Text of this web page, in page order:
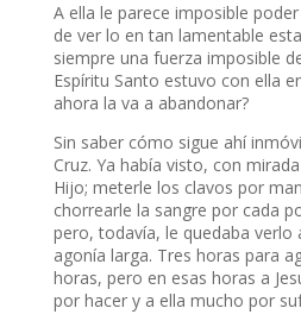
A ella le parece imposible
de ver lo en tan lamentable
siempre una fuerza imposible
Espíritu Santo estuvo con ella
ahora la va a abandonar?
Sin saber cómo sigue ahí
Cruz. Ya había visto, con
Hijo; meterle los clavos por
chorrearle la sangre por cada
pero, todavía, le quedaba verlo
agonía larga. Tres horas para
horas, pero en esas horas a
por hacer y a ella mucho por